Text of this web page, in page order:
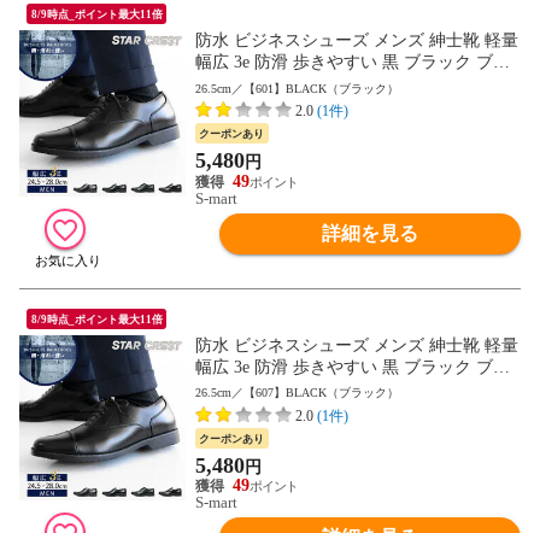
8/9時点_ポイント最大11倍
防水 ビジネスシューズ メンズ 紳士靴 軽量
幅広 3e 防滑 歩きやすい 黒 ブラック ブラ
ウン 衝撃吸収 屈曲性 結婚式 男性用 通勤
用 リクルート 就活 オフィス 仕事 営業 軽
い 父の日 大きいサイズ 冠婚葬祭 靴 601 60
4 605 607 送料無料
26.5cm／【601】BLACK（ブラック）
2.0 (1件)
クーポンあり
5,480円
49
S-mart
詳細を見る
8/9時点_ポイント最大11倍
防水 ビジネスシューズ メンズ 紳士靴 軽量
幅広 3e 防滑 歩きやすい 黒 ブラック ブラ
ウン 衝撃吸収 屈曲性 結婚式 男性用 通勤
用 リクルート 就活 オフィス 仕事 営業 軽
い 父の日 大きいサイズ 冠婚葬祭 靴 601 60
4 605 607 送料無料
26.5cm／【607】BLACK（ブラック）
2.0 (1件)
クーポンあり
5,480円
49
S-mart